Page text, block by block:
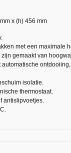
x (h) 456 mm
met een maximale
gemaakt van
isolatie.
thermostaat.
antislipvoetjes.